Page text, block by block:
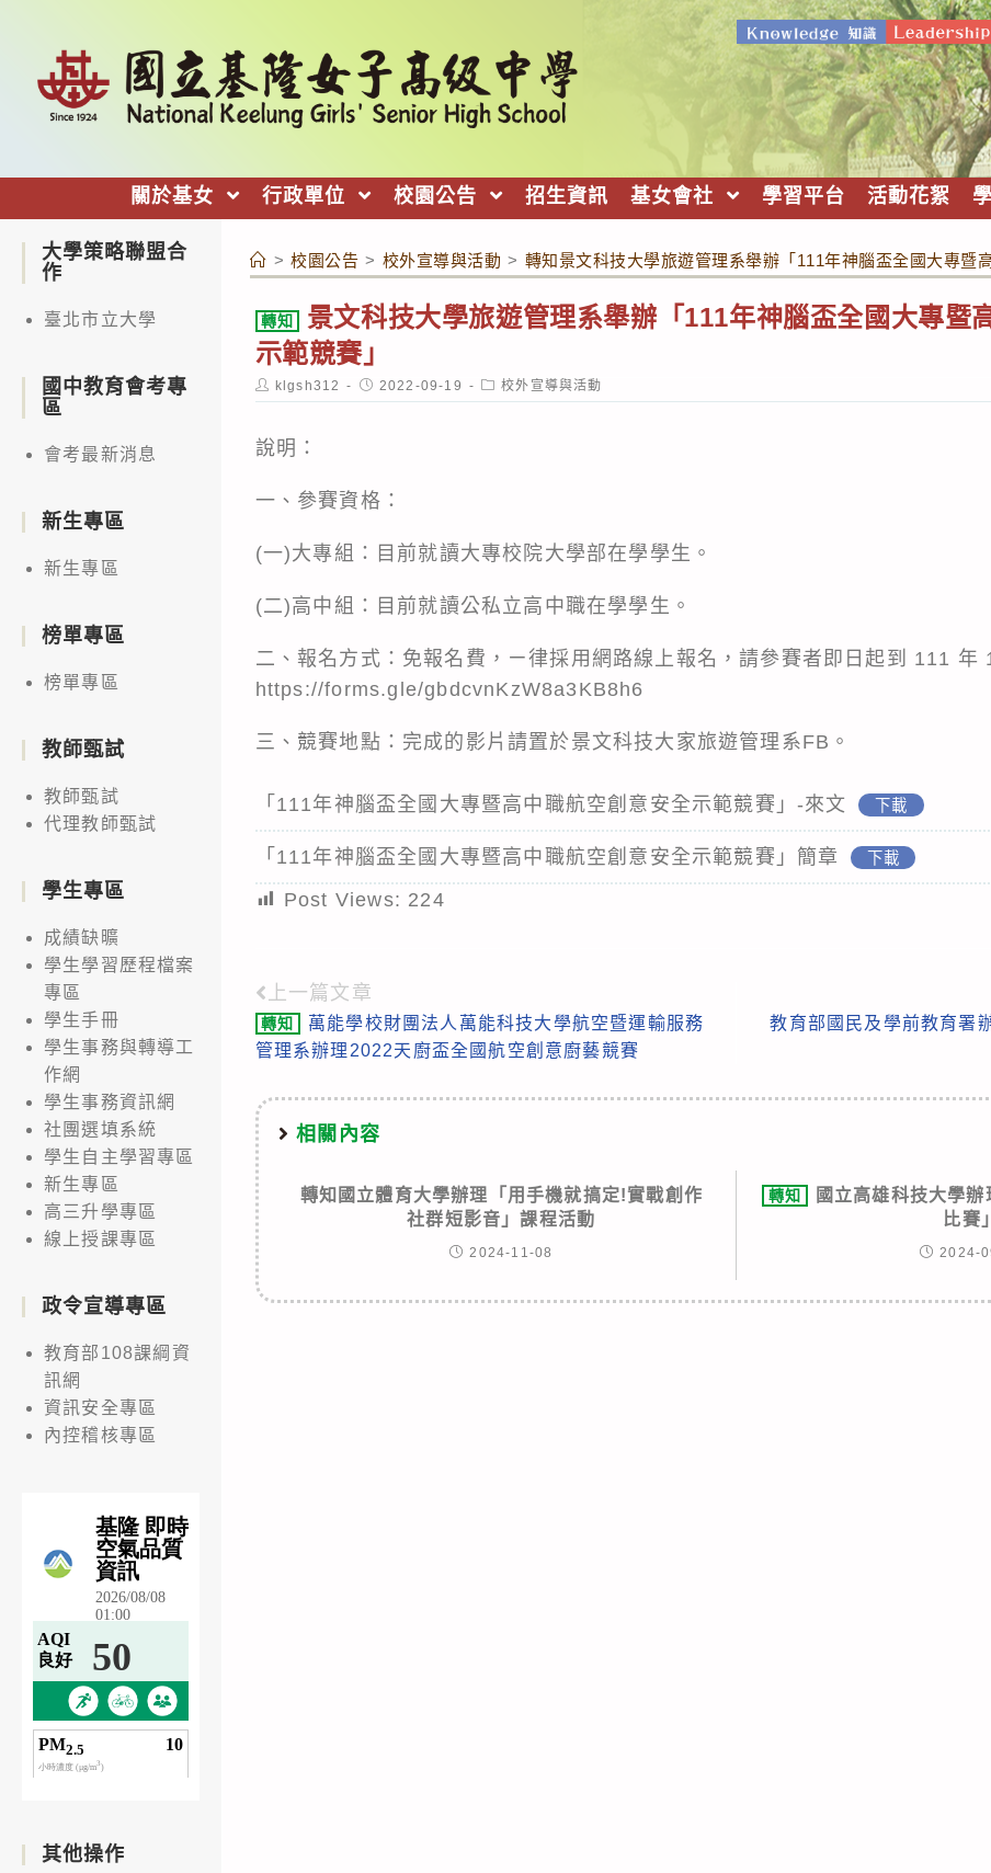
關於基女 行政單位 校園公告 招生資訊 基女會社 學習平台 活動花絮
> 校園公告 > 校外宣導與活動 > 轉知景文科技大學旅遊管理系舉辦「111年神腦盃全國大專暨
轉知
景文科技大學旅遊管理系舉辦「111年神腦盃全國大專暨
示範競賽」
Post
author:
klgsh312
Post
published:
2022-09-19
Post
category:
校外宣導與活動
說明：
一、參賽資格：
(一)大專組：目前就讀大專校院大學部在學學生。
(二)高中組：目前就讀公私立高中職在學學生。
二、報名方式：免報名費，ㄧ律採用網路線上報名，請參賽者即日起到 111 年
https://forms.gle/gbdcvnKzW8a3KB8h6
三、競賽地點：完成的影片請置於景文科技大家旅遊管理系FB。
「111年神腦盃全國大專暨高中職航空創意安全示範競賽」-來文 下載
「111年神腦盃全國大專暨高中職航空創意安全示範競賽」簡章 下載
Post Views: 224
Read
more
上一篇文章
轉知
萬能學校財團法人萬能科技大學航空暨運輸服務
管理系辦理2022天廚盃全國航空創意廚藝競賽
教育部國民及學前教育署
相關內容
轉知國立體育大學辦理「用手機就搞定!實戰創作
社群短影音」課程活動
2024-11-08
轉知
國立高雄科技大學
比賽」
2024-
大學策略聯盟合
作
臺北市立大學
國中教育會考專
區
會考最新消息
新生專區
新生專區
榜單專區
榜單專區
教師甄試
教師甄試
代理教師甄試
學生專區
成績缺曠
學生學習歷程檔案
專區
學生手冊
學生事務與轉導工
作網
學生事務資訊網
社團選填系統
學生自主學習專區
新生專區
高三升學專區
線上授課專區
政令宣導專區
教育部108課綱資
訊網
資訊安全專區
內控稽核專區
其他操作